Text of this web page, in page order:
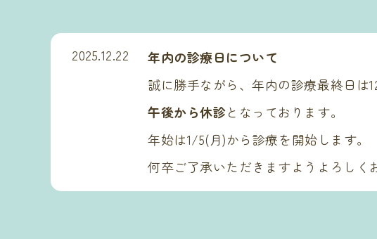
2025.12.22
年内の診療日について
誠に勝手ながら、年内の診療最終日
午後から休診となっております。
年始は1/5(月)から診療を開始します。
何卒ご了承いただきますようよろしく